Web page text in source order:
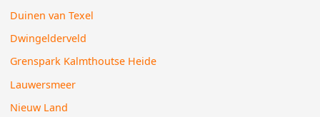
Duinen van Texel
Dwingelderveld
Grenspark Kalmthoutse Heide
Lauwersmeer
Nieuw Land